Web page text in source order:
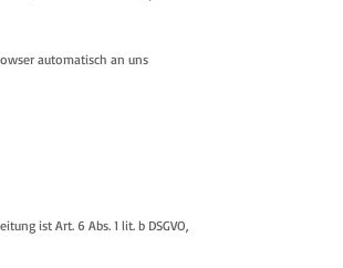
automatisch an uns
ist Art. 6 Abs. 1 lit. b DSGVO,